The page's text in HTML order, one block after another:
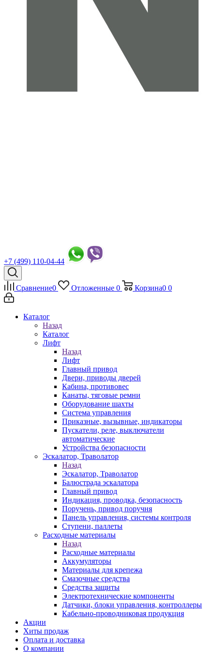
+7 (499) 110-04-44
Сравнение0 Отложенные 0 Корзина0 0
Каталог
Назад
Каталог
Лифт
Назад
Лифт
Главный привод
Двери, приводы дверей
Кабина, противовес
Канаты, тяговые ремни
Оборудование шахты
Система управления
Приказные, вызывные, индикаторы
Пускатели, реле, выключатели
автоматические
Устройства безопасности
Эскалатор, Траволатор
Назад
Эскалатор, Траволатор
Балюстрада эскалатора
Главный привод
Индикация, проводка, безопасность
Поручень, привод поручня
Панель управления, системы контроля
Ступени, паллеты
Расходные материалы
Назад
Расходные материалы
Аккумуляторы
Материалы для крепежа
Смазочные средства
Средства защиты
Электротехнические компоненты
Датчики, блоки управления, контроллеры
Кабельно-проводниковая продукция
Акции
Хиты продаж
Оплата и доставка
О компании